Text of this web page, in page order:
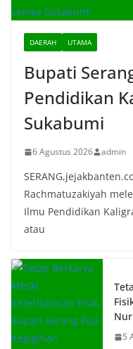
DAERAH UTAMA
Bupati
Pendidikan
Sukabumi
6 Agustus 2026 admin
Rachmatuzakiyah
Ilmu Pendidikan
atau
5